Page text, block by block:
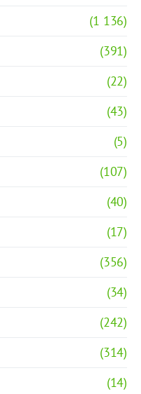
(1 136)
(391)
(22)
(43)
(5)
(107)
(40)
(17)
(356)
(34)
(242)
(314)
(14)